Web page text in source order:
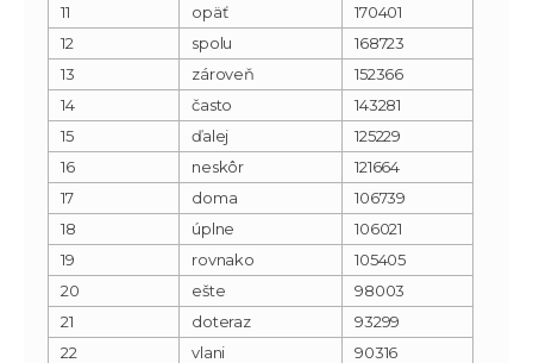
11
opäť
170401
12
spolu
168723
13
zároveň
152366
14
často
143281
15
ďalej
125229
16
neskôr
121664
17
doma
106739
18
úplne
106021
19
rovnako
105405
20
ešte
98003
21
doteraz
93299
22
vlani
90316